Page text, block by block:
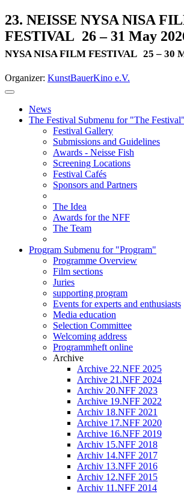
23. NEISSE NYSA NISA
FESTIVAL 26 – 31 May
NYSA NISA FILM FESTIVAL 25 – 30
Organizer: KunstBauerKino e.V.
News
The Festival Submenu for "The Festival"
Festival Gallery
Submissions and Guidelines
Awards - Neisse Fish
Screening Locations
Festival Cafés
Sponsors and Partners
The Idea
Awards for the NFF
The Team
Program Submenu for "Program"
Programme Overview
Film sections
Juries
supporting program
Events for experts and enthusiasts
Media education
Selection Committee
Welcoming address
Programmheft online
Archive
Archive 22.NFF 2025
Archive 21.NFF 2024
Archiv 20.NFF 2023
Archive 19.NFF 2022
Archiv 18.NFF 2021
Archive 17.NFF 2020
Archive 16.NFF 2019
Archiv 15.NFF 2018
Archiv 14.NFF 2017
Archiv 13.NFF 2016
Archiv 12.NFF 2015
Archiv 11.NFF 2014